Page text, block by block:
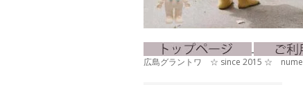
広島グラントワ ☆ since 2015 ☆